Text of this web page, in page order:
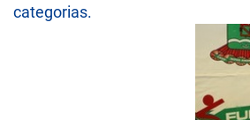
categorias.